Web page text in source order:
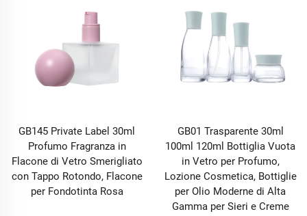
GB145 Private Label 30ml
Profumo Fragranza in
Flacone di Vetro Smerigliato
con Tappo Rotondo, Flacone
per Fondotinta Rosa
GB01 Trasparente 30ml
100ml 120ml Bottiglia Vuota
in Vetro per Profumo,
Lozione Cosmetica, Bottiglie
per Olio Moderne di Alta
Gamma per Sieri e Creme